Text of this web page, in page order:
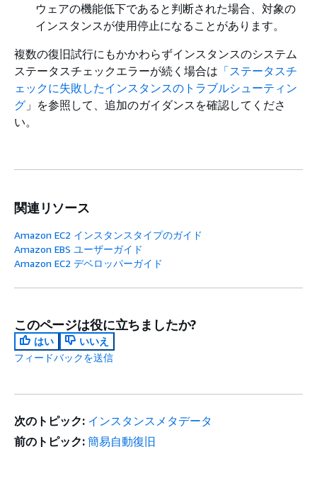
ウェアの機能低下であると判断された場合、対象の
インスタンスが使用停止になることがあります。
複数の復旧試行にもかかわらずインスタンスのシステム
ステータスチェックエラーが続く場合は 「ステータスチ
ェックに失敗したインスタンスのトラブルシューティン
グ 」を参照して、追加のガイダンスを確認してくださ
い。
関連リソース
Amazon EC2 インスタンスタイプのガイド
Amazon EBS ユーザーガイド
Amazon EC2 デベロッパーガイド
このページは役に立ちましたか?
はい
いいえ
フィードバックを送信
次のトピック: インスタンスメタデータ
前のトピック: 簡易自動復旧